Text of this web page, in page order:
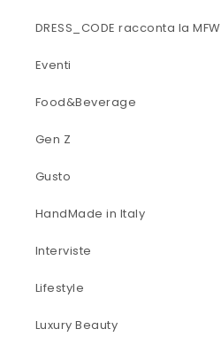
DRESS_CODE racconta la MFW
Eventi
Food&Beverage
Gen Z
Gusto
HandMade in Italy
Interviste
Lifestyle
Luxury Beauty